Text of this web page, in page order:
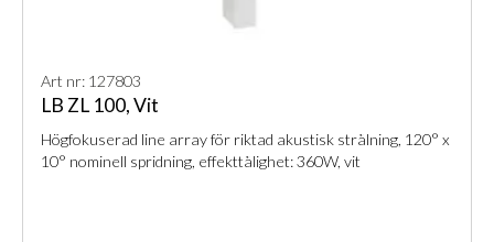
Art nr: 127803
LB ZL 100, Vit
Högfokuserad line array för riktad akustisk strålning, 120° x
10° nominell spridning, effekttålighet: 360W, vit